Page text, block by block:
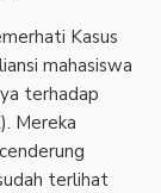
Kasus
mahasiswa
terhadap
Mereka
terlihat